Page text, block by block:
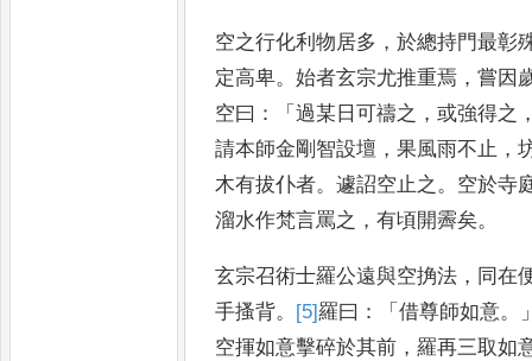
空之行化利物居多 ，於總持門最彰
定高卑。始者玄宗尤推重焉 ，嘗因
空曰 ：「過某日可禱之 ，或強得之
請本師金剛智設壇 ，果風雨不止 ，
木有拔仆者。遽詔空止之。 空於寺
溜水作梵言罵之 ，有頃開霽矣。
玄宗召術士羅公遠與空捔法 ， 同在
手搔背。 [5]羅曰 ：「借尊師如意。
空揮如意擊碎於其前 ，羅再三取如